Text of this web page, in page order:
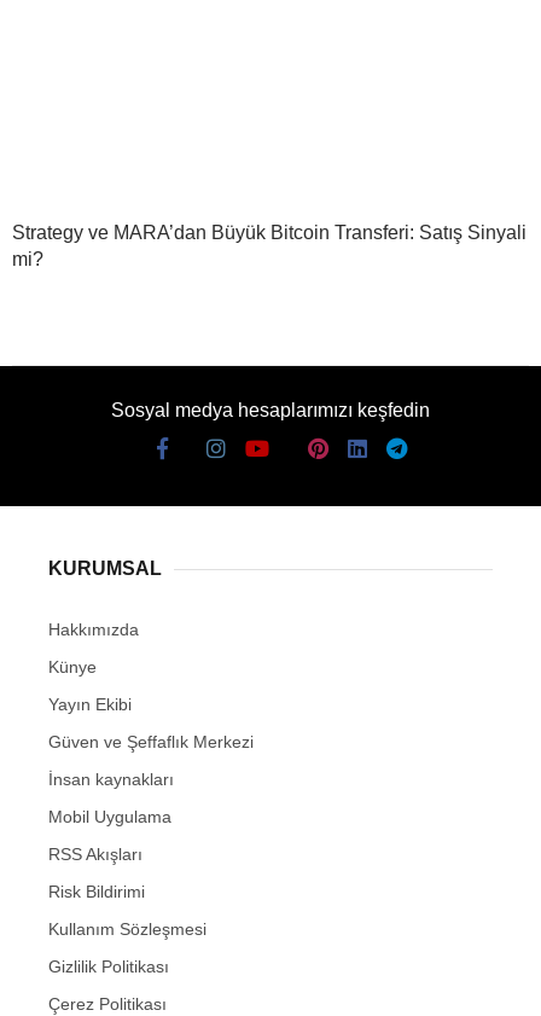
Strategy ve MARA’dan Büyük Bitcoin Transferi: Satış Sinyali
mi?
Sosyal medya hesaplarımızı keşfedin
KURUMSAL
Hakkımızda
Künye
Yayın Ekibi
Güven ve Şeffaflık Merkezi
İnsan kaynakları
Mobil Uygulama
RSS Akışları
Risk Bildirimi
Kullanım Sözleşmesi
Gizlilik Politikası
Çerez Politikası